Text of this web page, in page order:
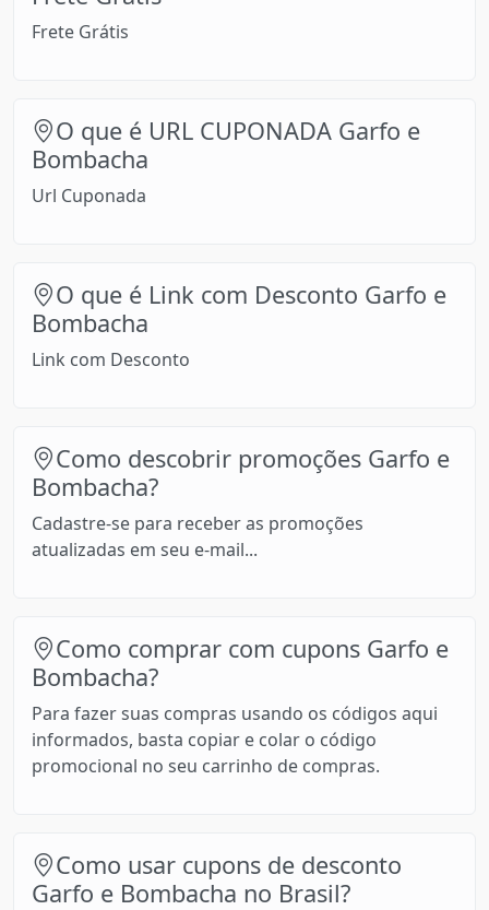
Frete Grátis
O que é URL CUPONADA Garfo e
Bombacha
Url Cuponada
O que é Link com Desconto Garfo e
Bombacha
Link com Desconto
Como descobrir promoções Garfo e
Bombacha?
Cadastre-se para receber as promoções
atualizadas em seu e-mail...
Como comprar com cupons Garfo e
Bombacha?
Para fazer suas compras usando os códigos aqui
informados, basta copiar e colar o código
promocional no seu carrinho de compras.
Como usar cupons de desconto
Garfo e Bombacha no Brasil?